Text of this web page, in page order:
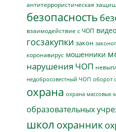
антитеррористическая
безопасность
взаимодействие с ЧОП
госзакупки закон
коронавирус мошенники
нарушения ЧОП
недобросовестный ЧОП оборот
охрана охрана массовых
образовательных
школ охранник